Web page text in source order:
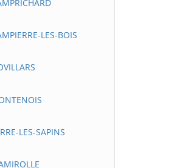
LES-BOIS
LES-SAPINS